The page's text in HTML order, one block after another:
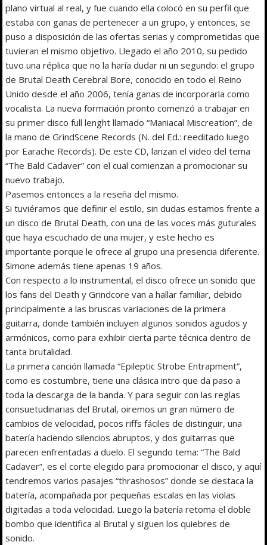
plano virtual al real, y fue cuando ella colocó en su perfil que
estaba con ganas de pertenecer a un grupo, y entonces, se
puso a disposición de las ofertas serias y comprometidas que
tuvieran el mismo objetivo. Llegado el año 2010, su pedido
tuvo una réplica que no la haría dudar ni un segundo: el grupo
de Brutal Death Cerebral Bore, conocido en todo el Reino
Unido desde el año 2006, tenía ganas de incorporarla como
vocalista. La nueva formación pronto comenzó a trabajar en
su primer disco full lenght llamado “Maniacal Miscreation”, de
la mano de GrindScene Records (N. del Ed.: reeditado luego
por Earache Records). De este CD, lanzan el video del tema
“The Bald Cadaver” con el cual comienzan a promocionar su
nuevo trabajo.
Pasemos entonces a la reseña del mismo.
Si tuviéramos que definir el estilo, sin dudas estamos frente a
un disco de Brutal Death, con una de las voces más guturales
que haya escuchado de una mujer, y este hecho es
importante porque le ofrece al grupo una presencia diferente.
Simone además tiene apenas 19 años.
Con respecto a lo instrumental, el disco ofrece un sonido que
los fans del Death y Grindcore van a hallar familiar, debido
principalmente a las bruscas variaciones de la primera
guitarra, donde también incluyen algunos sonidos agudos y
armónicos, como para exhibir cierta parte técnica dentro de
tanta brutalidad.
La primera canción llamada “Epileptic Strobe Entrapment”,
como es costumbre, tiene una clásica intro que da paso a
toda la descarga de la banda. Y para seguir con las reglas
consuetudinarias del Brutal, oiremos un gran número de
cambios de velocidad, pocos riffs fáciles de distinguir, una
batería haciendo silencios abruptos, y dos guitarras que
parecen enfrentadas a duelo. El segundo tema: “The Bald
Cadaver”, es el corte elegido para promocionar el disco, y aquí
tendremos varios pasajes “thrashosos” donde se destaca la
batería, acompañada por pequeñas escalas en las violas
digitadas a toda velocidad. Luego la batería retoma el doble
bombo que identifica al Brutal y siguen los quiebres de
sonido.